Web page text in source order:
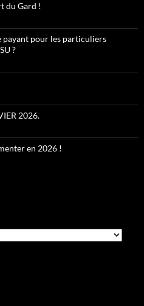
du Gard !
payant pour les particuliers
?
2026.
en 2026 !